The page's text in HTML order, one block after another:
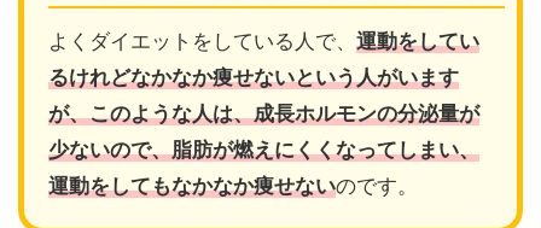
よくダイエットをしている人で、 運動をしてい
るけれどなかなか痩せないという人がいます
が、このような人は、成長ホルモンの分泌量が
少ないので、脂肪が燃えにくくなってしまい、
運動をしてもなかなか痩せないのです。